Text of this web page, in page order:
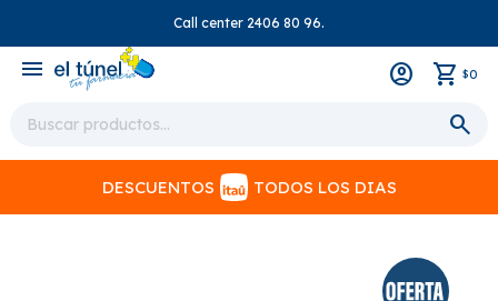
Call center 2406 80 96.
menu $0
DESCUENTOS TODOS LOS DIAS
close